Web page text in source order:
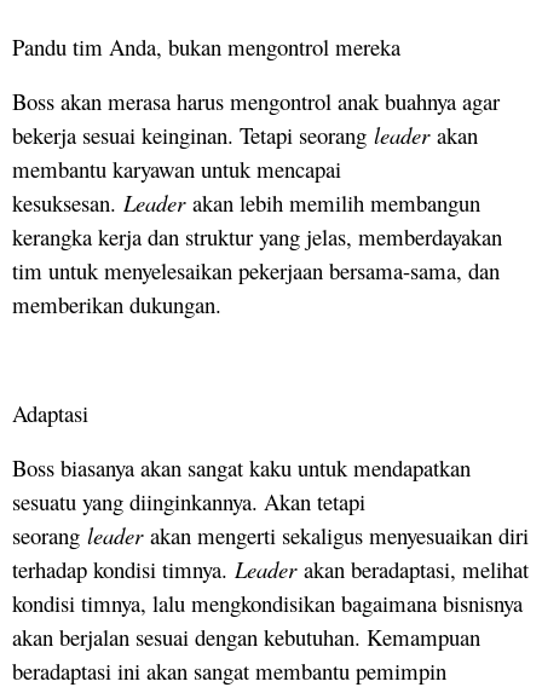
Pandu tim Anda, bukan mengontrol mereka
Boss akan merasa harus mengontrol anak buahnya agar
bekerja sesuai keinginan. Tetapi seorang leaderakan
membantu karyawan untuk mencapai
kesuksesan. Leaderakan lebih memilih membangun
kerangka kerja dan struktur yang jelas, memberdayakan
tim untuk menyelesaikan pekerjaan bersama-sama, dan
memberikan dukungan.
Adaptasi
Boss biasanya akan sangat kaku untuk mendapatkan
sesuatu yang diinginkannya. Akan tetapi
seorang leaderakan mengerti sekaligus menyesuaikan diri
terhadap kondisi timnya. Leaderakan beradaptasi, melihat
kondisi timnya, lalu mengkondisikan bagaimana bisnisnya
akan berjalan sesuai dengan kebutuhan. Kemampuan
beradaptasi ini akan sangat membantu pemimpin